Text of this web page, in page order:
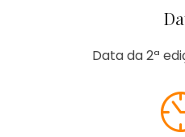
Data da 2ª